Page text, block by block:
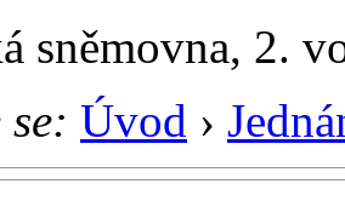
sněmovna, 2.
Úvod ›